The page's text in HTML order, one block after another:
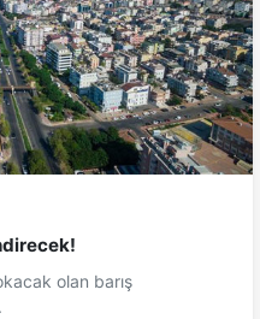
olan barış